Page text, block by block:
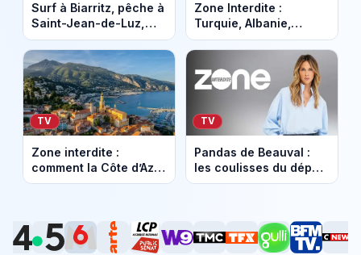
Surf à Biarritz, pêche à
Saint-Jean-de-Luz,
fêtes à Bayonne : un
été très animé au Pays
basque
Zone Interdite :
Turquie, Albanie,
Monténégro… que
valent vraiment ces
destinations ?
TV
Zone interdite :
comment la Côte d’Azur
veut reconquérir les
TV
Pandas de Beauval :
les coulisses du départ
révélées dans Zone